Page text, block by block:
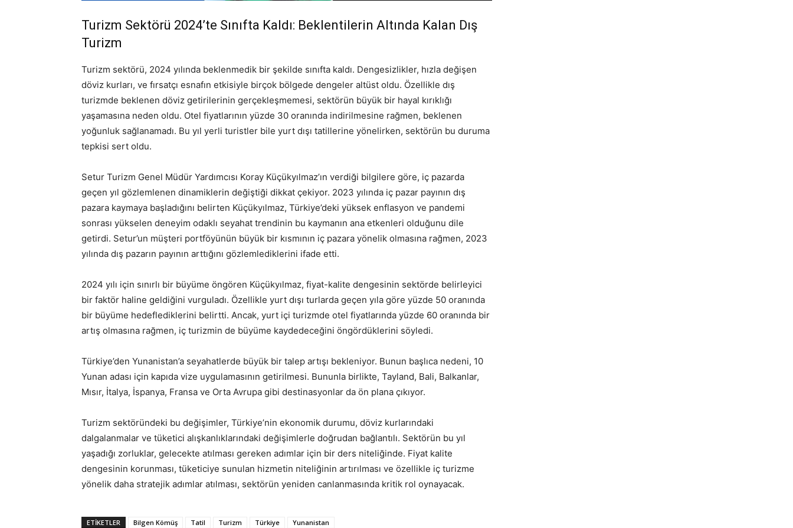
Turizm Sektörü 2024’te Sınıfta Kaldı: Beklentilerin Altında Kalan Dış
Turizm
Turizm sektörü, 2024 yılında beklenmedik bir şekilde sınıfta kaldı. Dengesizlikler, hızla değişen
döviz kurları, ve fırsatçı esnafın etkisiyle birçok bölgede dengeler altüst oldu. Özellikle dış
turizmde beklenen döviz getirilerinin gerçekleşmemesi, sektörün büyük bir hayal kırıklığı
yaşamasına neden oldu. Otel fiyatlarının yüzde 30 oranında indirilmesine rağmen, beklenen
yoğunluk sağlanamadı. Bu yıl yerli turistler bile yurt dışı tatillerine yönelirken, sektörün bu duruma
tepkisi sert oldu.
Setur Turizm Genel Müdür Yardımcısı Koray Küçükyılmaz’ın verdiği bilgilere göre, iç pazarda
geçen yıl gözlemlenen dinamiklerin değiştiği dikkat çekiyor. 2023 yılında iç pazar payının dış
pazara kaymaya başladığını belirten Küçükyılmaz, Türkiye’deki yüksek enflasyon ve pandemi
sonrası yükselen deneyim odaklı seyahat trendinin bu kaymanın ana etkenleri olduğunu dile
getirdi. Setur’un müşteri portföyünün büyük bir kısmının iç pazara yönelik olmasına rağmen, 2023
yılında dış pazarın payının arttığını gözlemlediklerini ifade etti.
2024 yılı için sınırlı bir büyüme öngören Küçükyılmaz, fiyat-kalite dengesinin sektörde belirleyici
bir faktör haline geldiğini vurguladı. Özellikle yurt dışı turlarda geçen yıla göre yüzde 50 oranında
bir büyüme hedeflediklerini belirtti. Ancak, yurt içi turizmde otel fiyatlarında yüzde 60 oranında bir
artış olmasına rağmen, iç turizmin de büyüme kaydedeceğini öngördüklerini söyledi.
Türkiye’den Yunanistan’a seyahatlerde büyük bir talep artışı bekleniyor. Bunun başlıca nedeni, 10
Yunan adası için kapıda vize uygulamasının getirilmesi. Bununla birlikte, Tayland, Bali, Balkanlar,
Mısır, İtalya, İspanya, Fransa ve Orta Avrupa gibi destinasyonlar da ön plana çıkıyor.
Turizm sektöründeki bu değişimler, Türkiye’nin ekonomik durumu, döviz kurlarındaki
dalgalanmalar ve tüketici alışkanlıklarındaki değişimlerle doğrudan bağlantılı. Sektörün bu yıl
yaşadığı zorluklar, gelecekte atılması gereken adımlar için bir ders niteliğinde. Fiyat kalite
dengesinin korunması, tüketiciye sunulan hizmetin niteliğinin artırılması ve özellikle iç turizme
yönelik daha stratejik adımlar atılması, sektörün yeniden canlanmasında kritik rol oynayacak.
ETIKETLER Bilgen Kömüş Tatil Turizm Türkiye Yunanistan